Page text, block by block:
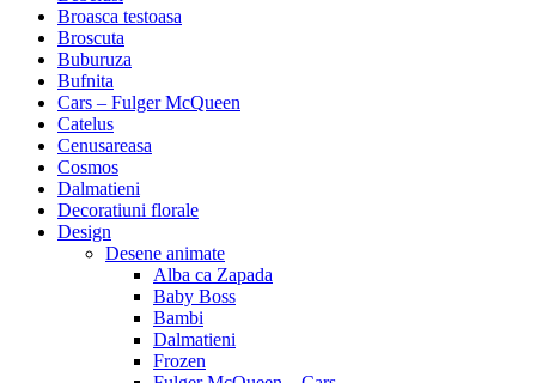
Broasca testoasa
Broscuta
Buburuza
Bufnita
Cars – Fulger McQueen
Catelus
Cenusareasa
Cosmos
Dalmatieni
Decoratiuni florale
Design
Desene animate
Alba ca Zapada
Baby Boss
Bambi
Dalmatieni
Frozen